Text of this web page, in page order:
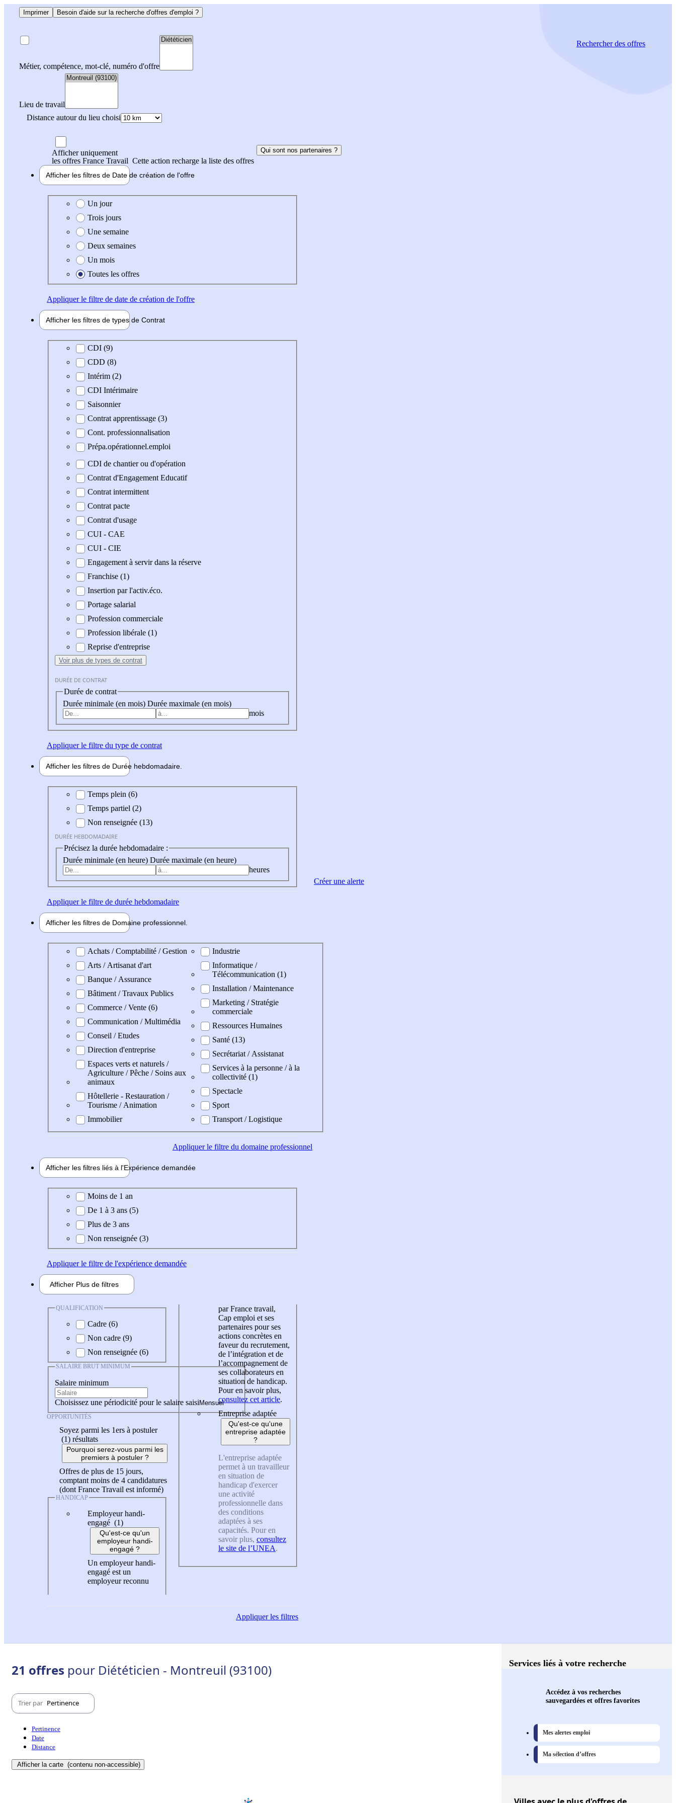
Imprimer Besoin d'aide sur la recherche d'offres d'emploi ?
Métier, compétence, mot-clé, numéro d'offre
Lieu de travail
Distance autour du lieu choisi
Rechercherdes offres
Afficher uniquement
les offres France Travail Cette action recharge la liste des offres
Qui sont nos partenaires ?
Afficher les filtres de Date de création de l'offre
Date de création de l'offre
Un jour
Trois jours
Une semaine
Deux semaines
Un mois
Toutes les offres
Appliquerle filtre de date de création de l'offre
Afficher les filtres de types de Contrat
Type de contrat
CDI (9)
CDD (8)
Intérim (2)
CDI Intérimaire
Saisonnier
Contrat apprentissage (3)
Cont. professionnalisation
Prépa.opérationnel.emploi
CDI de chantier ou d'opération
Contrat d'Engagement Educatif
Contrat intermittent
Contrat pacte
Contrat d'usage
CUI - CAE
CUI - CIE
Engagement à servir dans la réserve
Franchise (1)
Insertion par l'activ.éco.
Portage salarial
Profession commerciale
Profession libérale (1)
Reprise d'entreprise
Voir plus de types de contrat
DURÉE DE CONTRAT
Durée de contrat
Durée minimale (en mois) Durée maximale (en mois)
mois
Appliquerle filtre du type de contrat
Afficher les filtres de Durée hebdomadaire
Durée hebdomadaire
Temps plein (6)
Temps partiel (2)
Non renseignée (13)
DURÉE HEBDOMADAIRE
Précisez la durée hebdomadaire :
Durée minimale (en heure) Durée maximale (en heure)
heures
Appliquerle filtre de durée hebdomadaire
Afficher les filtres de Domaine professionnel
Domaine professionel
Achats / Comptabilité / Gestion
Arts / Artisanat d'art
Banque / Assurance
Bâtiment / Travaux Publics
Commerce / Vente (6)
Communication / Multimédia
Conseil / Etudes
Direction d'entreprise
Espaces verts et naturels /
Agriculture / Pêche / Soins aux
animaux
Hôtellerie - Restauration /
Tourisme / Animation
Immobilier
Industrie
Informatique /
Télécommunication (1)
Installation / Maintenance
Marketing / Stratégie
commerciale
Ressources Humaines
Santé (13)
Secrétariat / Assistanat
Services à la personne / à la
collectivité (1)
Spectacle
Sport
Transport / Logistique
Appliquerle filtre du domaine professionnel
Afficher les filtres liés à l'Expérience demandée
Expérience demandée
Moins de 1 an
De 1 à 3 ans (5)
Plus de 3 ans
Non renseignée (3)
Appliquerle filtre de l'expérience demandée
Afficher Plus de filtres
QUALIFICATION
Cadre (6)
Non cadre (9)
Non renseignée (6)
SALAIRE BRUT MINIMUM
Salaire minimum
Choisissez une périodicité pour le salaire saisi
OPPORTUNITÉS
Soyez parmi les 1ers à postuler
(1) résultats
Pourquoi serez-vous parmi les
premiers à postuler ?
Offres de plus de 15 jours,
comptant moins de 4 candidatures
(dont France Travail est informé)
HANDICAP
Employeur handi-
engagé (1)
Qu'est-ce qu'un
employeur handi-
engagé ?
Un employeur handi-
engagé est un
employeur reconnu
par France travail,
Cap emploi et ses
partenaires pour ses
actions concrètes en
faveur du recrutement,
de l’intégration et de
l’accompagnement de
ses collaborateurs en
situation de handicap.
Pour en savoir plus,
consultez cet article.
Entreprise adaptée
Qu'est-ce qu'une
entreprise adaptée
?
L'entreprise adaptée
permet à un travailleur
en situation de
handicap d'exercer
une activité
professionnelle dans
des conditions
adaptées à ses
capacités. Pour en
savoir plus, consultez
le site de l’UNEA.
Appliquerles filtres
Créer une alerte
21 offres pour Diététicien - Montreuil (93100)
Trier par Pertinence
Pertinence
Date
Distance
Afficher la carte (contenu non-accessible)
Services liés à votre recherche
Accédez à vos recherches
sauvegardées et offres favorites
Mes alertes emploi
Ma sélection d’offres